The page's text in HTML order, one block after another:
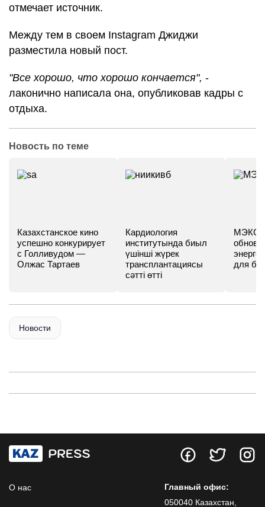
отмечает источник.
Между тем в своем Instagram Джиджи
разместила новый пост.
"Все хорошо, что хорошо кончается", -
лаконично написала она, опубликовав кадры с
отдыха.
Новость по теме
Казахстанское кино
успешно конкурирует
с Голливудом —
Олжас Тартаев
Кардиология
институтында биыл
үшінші жүрек
трансплантациясы
сәтті өтті
МЭКС -
для
Новости
О нас
Главный офис:
050040 Казахстан,